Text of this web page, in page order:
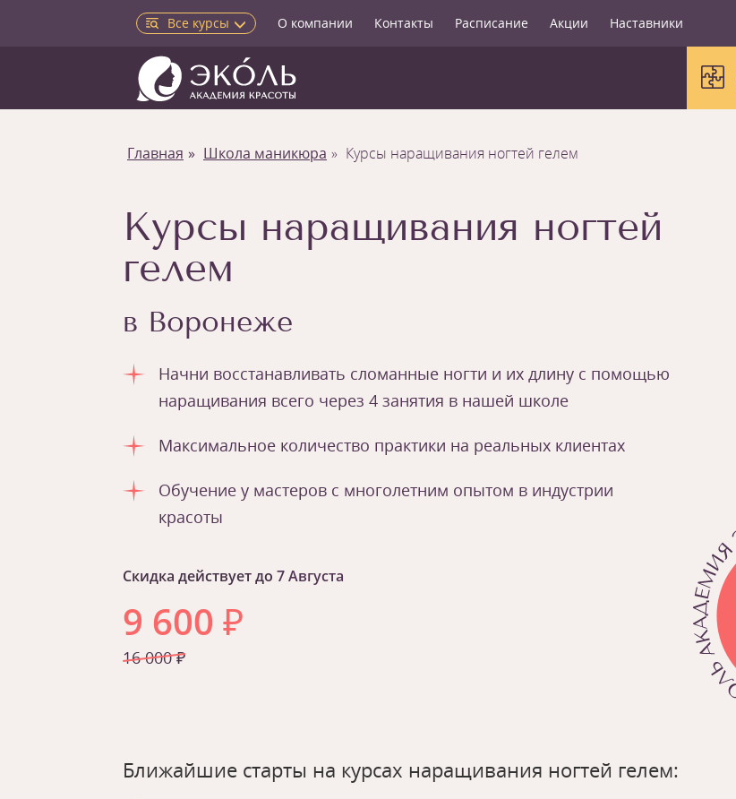
Все курсы О компании Контакты Расписание Акции Наставники
Главная Школа маникюра Курсы наращивания ногтей гелем
Курсы наращивания ногтей
гелем
в Воронеже
Начни восстанавливать сломанные ногти и их длину с помощью
наращивания всего через 4 занятия в нашей школе
Максимальное количество практики на реальных клиентах
Обучение у мастеров с многолетним опытом в индустрии
красоты
Скидка действует до 7 Августа
9 600 ₽
16 000 ₽
Ближайшие старты на курсах наращивания ногтей гелем: